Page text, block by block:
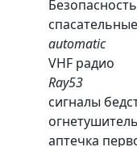
Безопасность
automatic
VHF радио
Ray53
сигналы
огнетушитель
аптечка